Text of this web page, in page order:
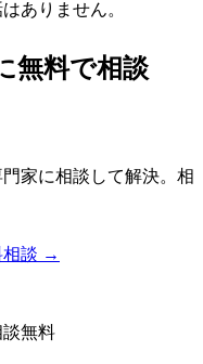
ありません。
無料で相談
家に相談して解決。相
相談 →
無料